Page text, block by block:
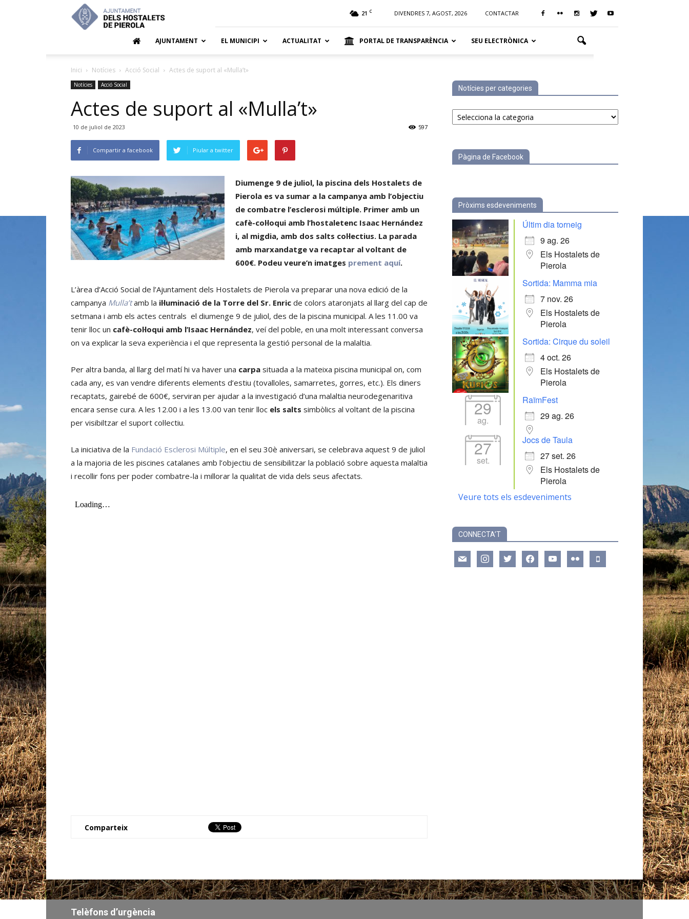
Hostalets
de
21 C DIVENDRES 7, AGOST, 2026 CONTACTAR
AJUNTAMENT EL MUNICIPI ACTUALITAT PORTAL DE TRANSPARÈNCIA SEU ELECTRÒNICA
Inici Notícies Acció Social Actes de suport al «Mulla’t»
Notícies Acció Social
Actes de suport al «Mulla’t»
10 de juliol de 2023 597
Compartir a facebook Piular a twitter
Diumenge 9 de juliol, la piscina dels Hostalets de
Pierola es va sumar a la campanya amb l’objectiu
de combatre l’esclerosi múltiple. Primer amb un
cafè-col·loqui amb l’hostaletenc Isaac Hernández
i, al migdia, amb dos salts col·lectius. La parada
amb marxandatge va recaptar al voltant de
600€. Podeu veure’n imatges prement aquí.
L’àrea d’Acció Social de l’Ajuntament dels Hostalets de Pierola va preparar una nova edició de la
campanya Mulla’tamb la il·luminació de la Torre del Sr. Enric de colors ataronjats al llarg del cap de
setmana i amb els actes centrals el diumenge 9 de juliol, des de la piscina municipal. A les 11.00 va
tenir lloc un cafè-col·loqui amb l’Isaac Hernández, veí del poble, en una molt interessant conversa
on va explicar la seva experiència i el que representa la gestió personal de la malaltia.
Per altra banda, al llarg del matí hi va haver una carpa situada a la mateixa piscina municipal on, com
cada any, es van vendre diferents elements d’estiu (tovalloles, samarretes, gorres, etc.). Els diners
recaptats, gairebé de 600€, serviran per ajudar a la investigació d’una malaltia neurodegenaritiva
encara sense cura. A les 12.00 i a les 13.00 van tenir lloc els salts simbòlics al voltant de la piscina
per visibiltzar el suport col·lectiu.
La iniciativa de la Fundació Esclerosi Múltiple, en el seu 30è aniversari, se celebrava aquest 9 de juliol
a la majoria de les piscines catalanes amb l’objectiu de sensibilitzar la població sobre aquesta malaltia
i recollir fons per poder combatre-la i millorar la qualitat de vida dels seus afectats.
Comparteix
Notícies per categories
Notícies
per
Pàgina de Facebook
Pròxims esdeveniments
Últim dia torneig
9 ag. 26
Els Hostalets de
Pierola
Sortida: Mamma mia
7 nov. 26
Els Hostalets de
Pierola
Sortida: Cirque du soleil
4 oct. 26
Els Hostalets de
Pierola
29
ag.
RaïmFest
29 ag. 26
27
set.
Jocs de Taula
27 set. 26
Els Hostalets de
Pierola
Veure tots els esdeveniments
CONNECTA’T
mail instagramtwitter facebookyoutube flickr mobile
Telèfons d’urgència